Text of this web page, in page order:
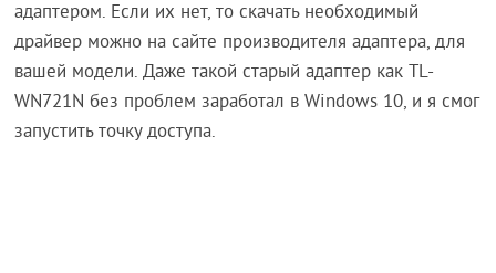
адаптером. Если их нет, то скачать необходимый
драйвер можно на сайте производителя адаптера, для
вашей модели. Даже такой старый адаптер как TL-
WN721N без проблем заработал в Windows 10, и я смог
запустить точку доступа.